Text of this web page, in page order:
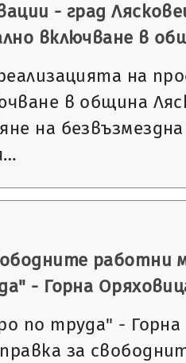
- град
включване в
на
в община
на
работни
- Горна
по труда" -
за